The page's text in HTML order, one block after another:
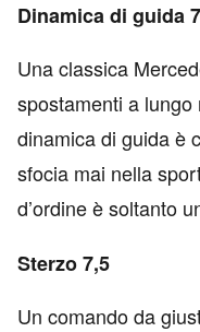
Dinamica di guida
Una classica
spostamenti a
dinamica di guida è
sfocia mai nella
d’ordine è soltanto
Sterzo 7,5
Un comando da